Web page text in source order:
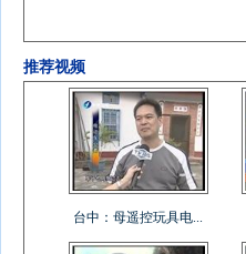
推荐视频
台中：母遥控玩具电...